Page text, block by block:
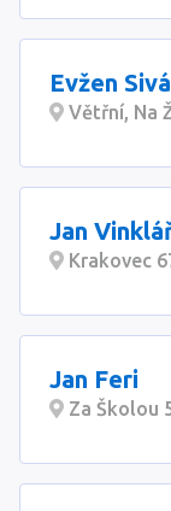
Evžen
Větřní, Na
Jan
Krakovec
Jan Feri
Za Školou